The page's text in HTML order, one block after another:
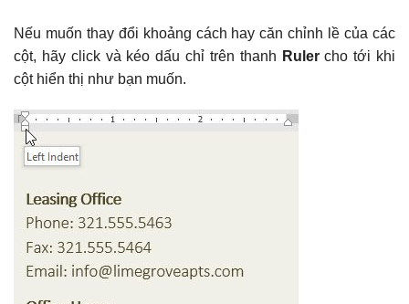
Nếu muốn thay đổi khoảng cách hay căn chỉnh lề của các
cột, hãy click và kéo dấu chỉ trên thanh Rulercho tới khi
cột hiển thị như bạn muốn.